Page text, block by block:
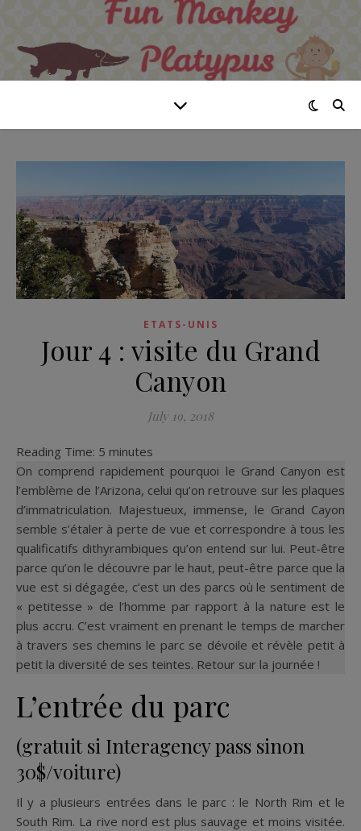
ETATS-UNIS
Jour 4 : visite du Grand
Canyon
July 19, 2018
Reading Time: 5 minutes
On comprend rapidement pourquoi le Grand Canyon est
l’emblème de l’Arizona, celui qu’on retrouve sur les plaques
d’immatriculation. Majestueux, immense, le Grand Cayon
semble s’étaler à perte de vue et correspondre à tous les
qualificatifs dithyrambiques qu’on entend sur lui. Peut-être
parce qu’on le découvre par le haut, peut-être parce que la
vue est si dégagée, c’est un des parcs où le sentiment de
« petitesse » de l’homme par rapport à la nature est le
plus accru. C’est vraiment en prenant le temps de marcher
à travers ses chemins le parc se dévoile et révèle petit à
petit la diversité de ses teintes. Retour sur la journée !
L’entrée du parc
(gratuit si Interagency pass sinon
30$/voiture)
Il y a plusieurs entrées dans le parc : le North Rim et le
South Rim. La rive nord est plus sauvage et moins visitée.